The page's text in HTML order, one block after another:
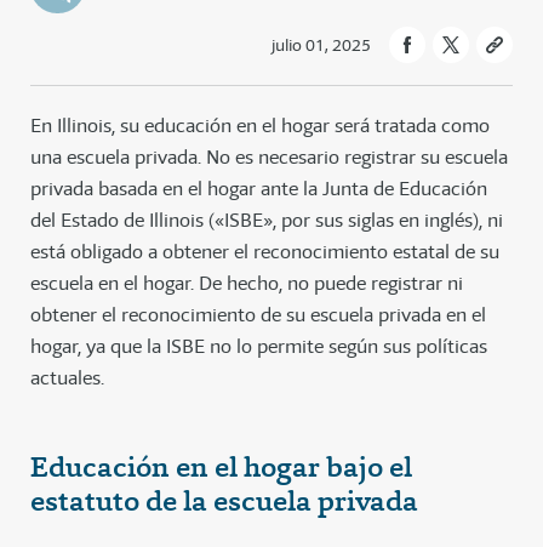
julio 01, 2025
En Illinois, su educación en el hogar será tratada como
una escuela privada. No es necesario registrar su escuela
privada basada en el hogar ante la Junta de Educación
del Estado de Illinois («ISBE», por sus siglas en inglés), ni
está obligado a obtener el reconocimiento estatal de su
escuela en el hogar. De hecho, no puede registrar ni
obtener el reconocimiento de su escuela privada en el
hogar, ya que la ISBE no lo permite según sus políticas
actuales.
Educación en el hogar bajo el
estatuto de la escuela privada